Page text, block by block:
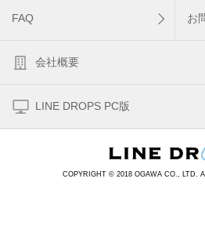
FAQ お
会社概要
LINE DROPS PC版
COPYRIGHT © 2018 OGAWA CO., LTD.